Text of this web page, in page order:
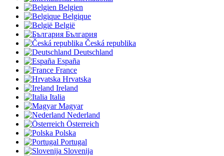
Belgien
Belgique
België
България
Česká republika
Deutschland
España
France
Hrvatska
Ireland
Italia
Magyar
Nederland
Österreich
Polska
Portugal
Slovenija